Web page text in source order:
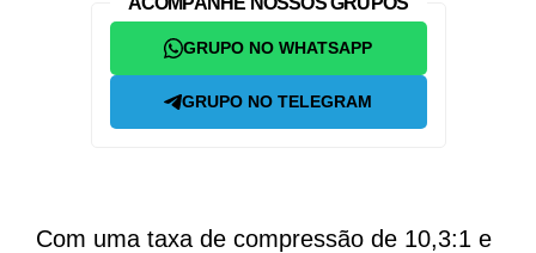
GRUPO NO WHATSAPP
GRUPO NO TELEGRAM
Com uma taxa de compressão de 10,3:1 e